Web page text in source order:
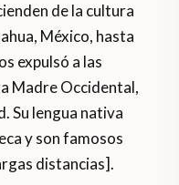
de la cultura
México, hasta
expulsó a las
Madre Occidental,
Su lengua nativa
y son famosos
distancias].